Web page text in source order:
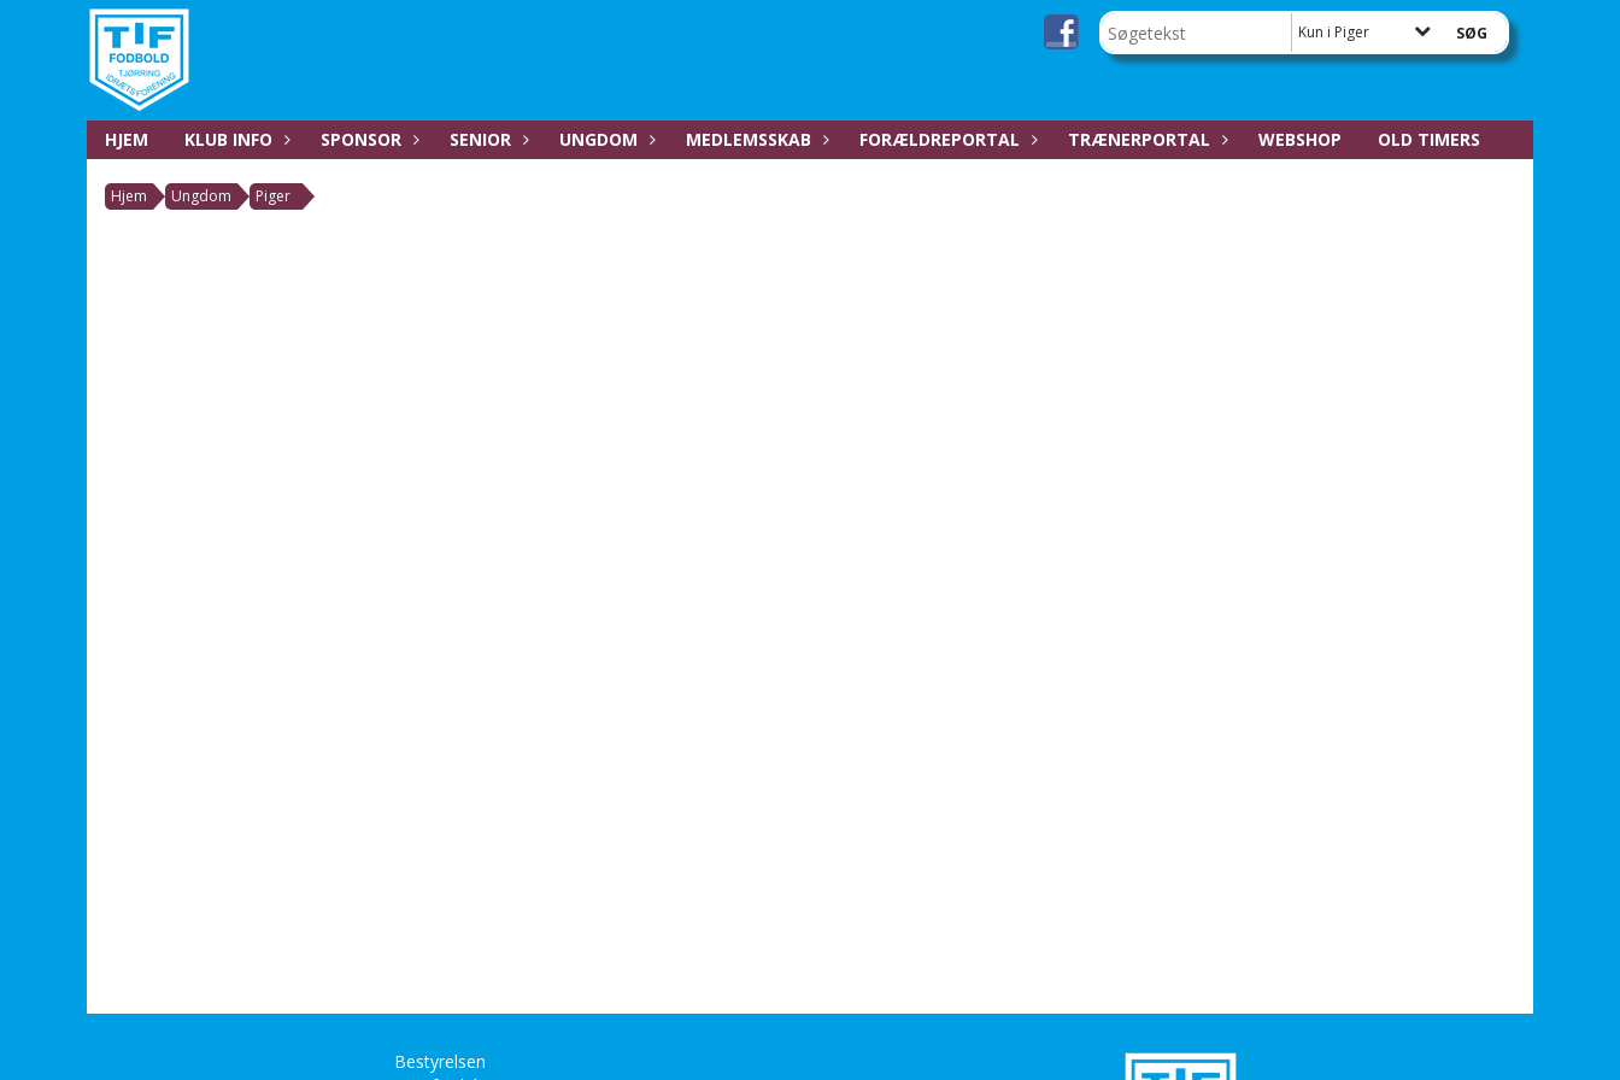
Kun i Piger
HJEM KLUB INFO SPONSOR SENIOR UNGDOM MEDLEMSSKAB FORÆLDREPORTAL TRÆNERPORTAL WEBSHOP OLD TIMERS
Hjem Ungdom Piger
Bestyrelsen